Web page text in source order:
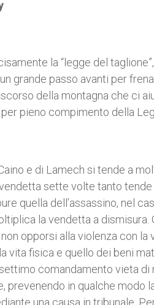
la “legge del
grande passo avanti per
della montagna che ci
pieno compimento della
e di Lamech si tende a
sette volte tanto
quella dell’assassino, nel
la vendetta a
opporsi alla violenza con
vita fisica e quello dei beni
comandamento vieta
prevenendo in qualche modo
una causa in tribunale.